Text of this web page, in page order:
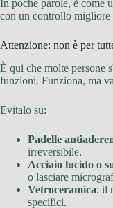
In poche parole, è come
con un controllo migliore
Attenzione: non è per
È qui che molte persone
funzioni. Funziona, ma
Evitalo su:
Padelle
irreversibile.
Acciaio lucido o
o lasciare
Vetroceramica: il
specifici.